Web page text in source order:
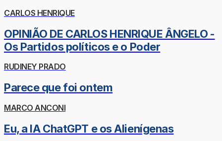
CARLOS HENRIQUE
OPINIÃO DE CARLOS HENRIQUE ÂNGELO -
Os Partidos políticos e o Poder
RUDINEY PRADO
Parece que foi ontem
MARCO ANCONI
Eu, a IA ChatGPT e os Alienígenas